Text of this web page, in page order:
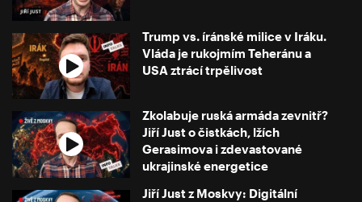
Trump vs. íránské milice v Iráku.
Vláda je rukojmím Teheránu a
USA ztrácí trpělivost
Zkolabuje ruská armáda zevnitř?
Jiří Just o čistkách, lžích
Gerasimova i zdevastované
ukrajinské energetice
Jiří Just z Moskvy: Digitální